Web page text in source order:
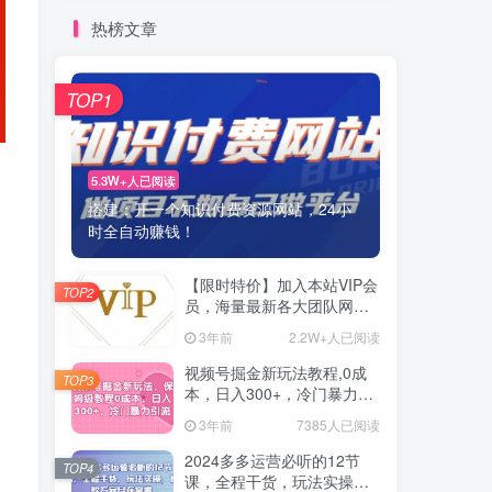
热榜文章
5.3W+人已阅读
搭建：开一个知识付费资源网站，24小
时全自动赚钱！
TOP1
【限时特价】加入本站VIP会
员，海量最新各大团队网赚
内部教程全免费，每天持续
更新！
3年前 2.2W+人已阅读
TOP2
视频号掘金新玩法教程,0成
本，日入300+，冷门暴力引
流 3年前 7385人已阅读
TOP3
2024多多运营必听的12节
课，全程干货，玩法实操，
TOP4